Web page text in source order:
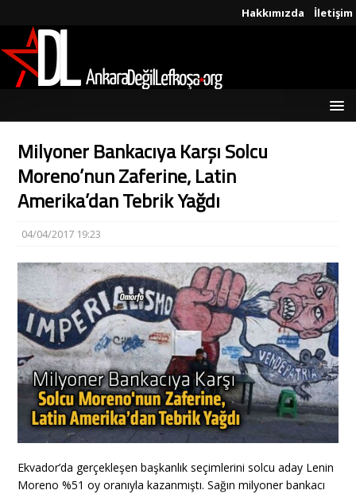
Hakkımızda İletişim
Milyoner Bankacıya Karşı Solcu
Moreno’nun Zaferine, Latin
Amerika’dan Tebrik Yağdı
04/04/2017 19:23
Ekvador’da gerçekleşen başkanlık seçimlerini solcu aday Lenin
Moreno %51 oy oranıyla kazanmıştı. Sağın milyoner bankacı